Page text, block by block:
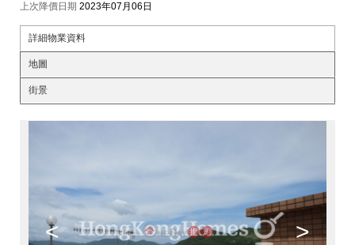
上次降價日期 2023年07月06日
詳細物業資料
地圖
街景
< >